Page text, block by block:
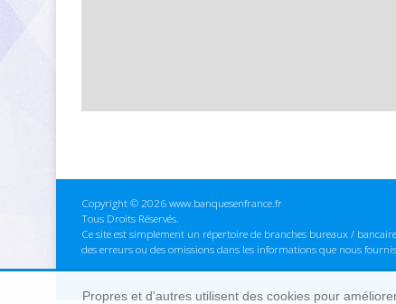
Copyright © 2026 www.banquesenfrance.fr
Tous Droits Réservés.
Ce site est simplement un répertoire de branches bureaux /
des erreurs ou des omissions dans les informations que nous
Propres et d'autres utilisent des cookies pour